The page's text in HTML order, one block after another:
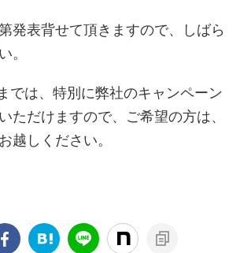
発表背せて頂きますので、しばら
。
では、特別に弊社のキャンペーン
ただけますので、ご希望の方は、
越しください。